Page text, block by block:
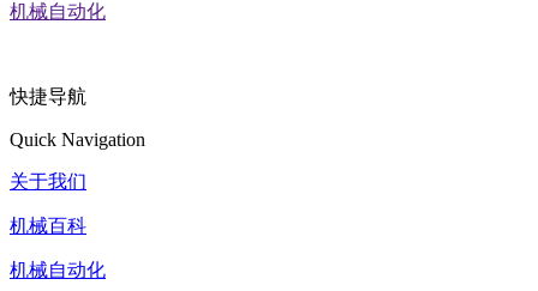
机械自动化
快捷导航
Quick Navigation
关于我们
机械百科
机械自动化